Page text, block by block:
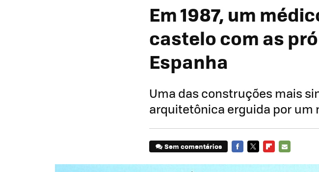
Em 1987, um
castelo com as
Espanha
Uma das construções mais
arquitetônica erguida por um
Sem comentários